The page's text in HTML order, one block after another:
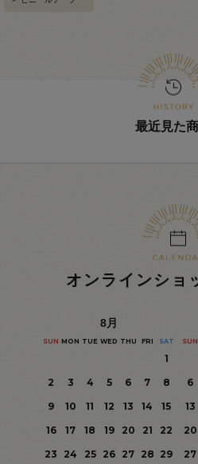
最近見た
オンラインショ
8月
SUN MON TUE WED THU FRI SAT
1
2
3 4 5 6 7
8
9
10 11 12 13 14
15
16
17 18 19 20 21
22
23
24 25 26 27 28 29
SUN
6
13
20
27